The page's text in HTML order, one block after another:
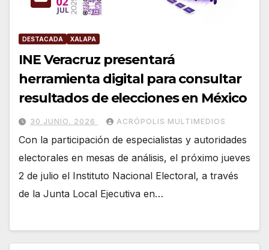
DESTACADA XALAPA
INE Veracruz presentará
herramienta digital para consultar
resultados de elecciones en México
30 JUNIO, 2026 ACRÓPOLIS MULTIMEDIOS
Con la participación de especialistas y autoridades
electorales en mesas de análisis, el próximo jueves
2 de julio el Instituto Nacional Electoral, a través
de la Junta Local Ejecutiva en…